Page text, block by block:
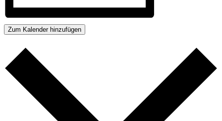
Zum Kalender hinzufügen